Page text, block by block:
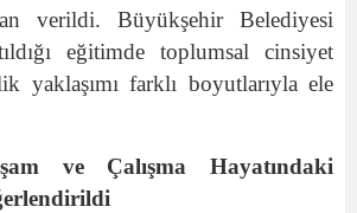
verildi. Büyükşehir Belediyesi
eğitimde toplumsal cinsiyet
yaklaşımı farklı boyutlarıyla ele
ve Çalışma Hayatındaki